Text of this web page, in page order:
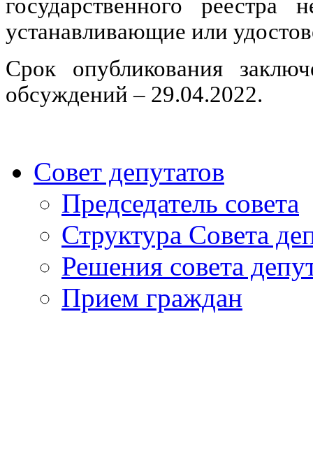
государственного
устанавливающие или
Срок опубликования
обсуждений – 29.04.2022.
Совет депутатов
Председатель совета
Структура Совета
Решения совета
Прием граждан